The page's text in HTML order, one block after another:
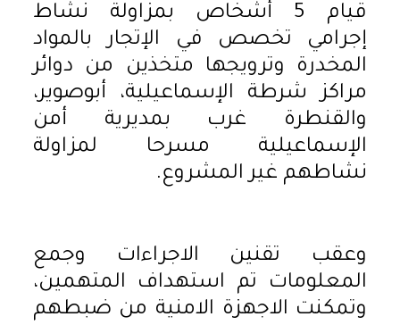
قيام 5 أشخاص بمزاولة نشاط
إجرامي تخصص في الإتجار بالمواد
المخدرة وترويجها متخذين من دوائر
مراكز شرطة الإسماعيلية، أبوصوير،
والقنطرة غرب بمديرية أمن
الإسماعيلية مسرحا لمزاولة
نشاطهم غير المشروع.
وعقب تقنين الاجراءات وجمع
المعلومات تم استهداف المتهمين،
وتمكنت الاجهزة الامنية من ضبطهم